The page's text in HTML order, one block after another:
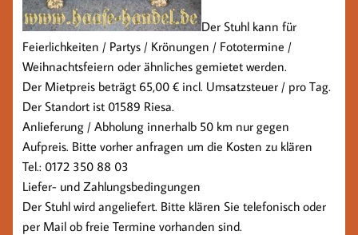
Der Stuhl kann für
Feierlichkeiten / Partys / Krönungen / Fototermine /
Weihnachtsfeiern oder ähnliches gemietet werden.
Der Mietpreis beträgt 65,00 € incl. Umsatzsteuer / pro Tag.
Der Standort ist 01589 Riesa.
Anlieferung / Abholung innerhalb 50 km nur gegen
Aufpreis. Bitte vorher anfragen um die Kosten zu klären
Tel.: 0172 350 88 03
Liefer- und Zahlungsbedingungen
Der Stuhl wird angeliefert. Bitte klären Sie telefonisch oder
per Mail ob freie Termine vorhanden sind.